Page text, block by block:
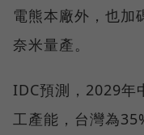
電熊本廠外，也
奈米量產。
IDC預測，2029年
工產能，台灣為